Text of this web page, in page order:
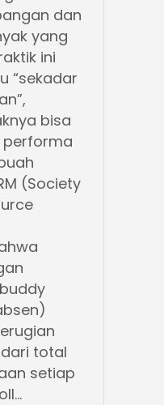
dan
yang
ini
“sekadar
bisa
performa
(Society
total
setiap